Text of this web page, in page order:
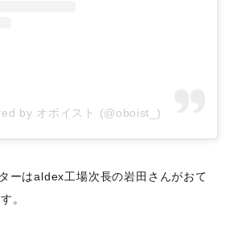
by オボイスト (@oboist_)
ーはaldex工場次長の岩田さんがおて
。